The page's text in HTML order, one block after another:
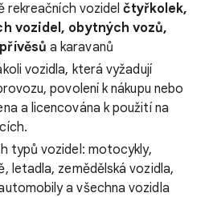
rekreačních vozidelčtyřkolek,
vozidel, obytných vozů,
a karavanů
vozidla, která vyžadují
povolení k nákupu nebo
a licencována k použití na
typů vozidel: motocykly,
letadla, zemědělská vozidla,
a všechna vozidla